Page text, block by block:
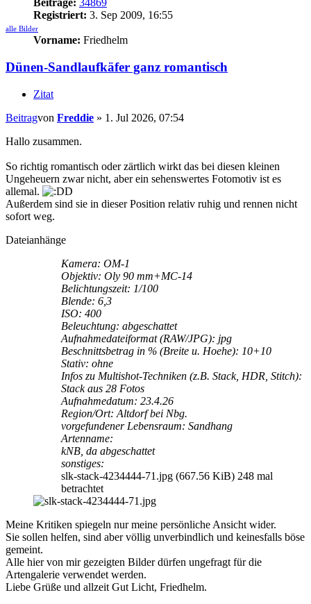
Beiträge: 34869
Registriert: 3. Sep 2009, 16:55
alle Bilder
Vorname: Friedhelm
Dünen-Sandlaufkäfer ganz romantisch
Zitat
Beitragvon Freddie » 1. Jul 2026, 07:54
Hallo zusammen.
So richtig romantisch oder zärtlich wirkt das bei diesen kleinen
Ungeheuern zwar nicht, aber ein sehenswertes Fotomotiv ist es
allemal.
Außerdem sind sie in dieser Position relativ ruhig und rennen nicht
sofort weg.
Dateianhänge
Kamera: OM-1
Objektiv: Oly 90 mm+MC-14
Belichtungszeit: 1/100
Blende: 6,3
ISO: 400
Beleuchtung: abgeschattet
Aufnahmedateiformat (RAW/JPG): jpg
Beschnittsbetrag in % (Breite u. Hoehe): 10+10
Stativ: ohne
Infos zu Multishot-Techniken (z.B. Stack, HDR, Stitch):
Stack aus 28 Fotos
Aufnahmedatum: 23.4.26
Region/Ort: Altdorf bei Nbg.
vorgefundener Lebensraum: Sandhang
Artenname:
kNB, da abgeschattet
sonstiges:
slk-stack-4234444-71.jpg (667.56 KiB) 248 mal
betrachtet
Meine Kritiken spiegeln nur meine persönliche Ansicht wider.
Sie sollen helfen, sind aber völlig unverbindlich und keinesfalls böse
gemeint.
Alle hier von mir gezeigten Bilder dürfen ungefragt für die
Artengalerie verwendet werden.
Liebe Grüße und allzeit Gut Licht, Friedhelm.